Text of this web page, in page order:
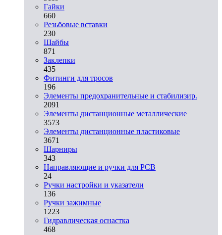
Гайки
660
Резьбовые вставки
230
Шайбы
871
Заклепки
435
Фитинги для тросов
196
Элементы предохранительные и стабилизир.
2091
Элементы дистанционные металлические
3573
Элементы дистанционные пластиковые
3671
Шарниры
343
Направляющие и ручки для PCB
24
Ручки настройки и указатели
136
Ручки зажимные
1223
Гидравлическая оснастка
468